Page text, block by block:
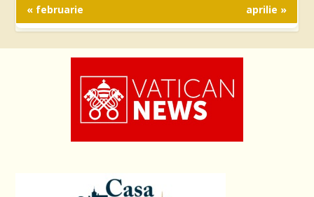
« februarie aprilie »